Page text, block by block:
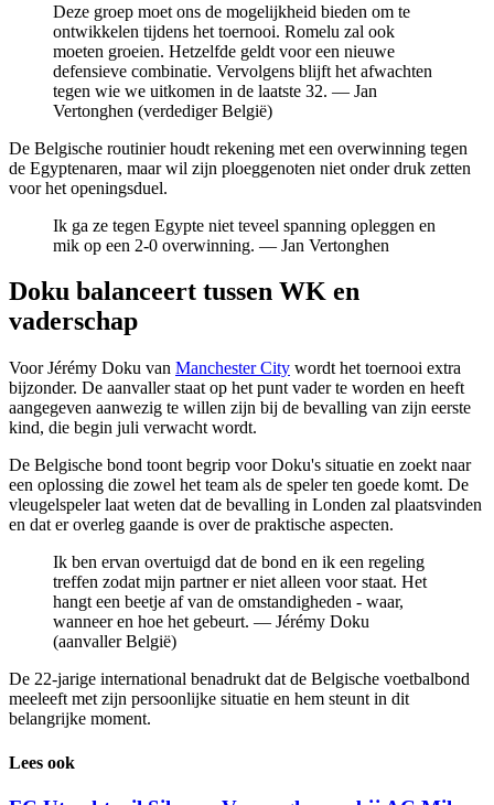
Deze groep moet ons de mogelijkheid bieden om te
ontwikkelen tijdens het toernooi. Romelu zal ook
moeten groeien. Hetzelfde geldt voor een nieuwe
defensieve combinatie. Vervolgens blijft het afwachten
tegen wie we uitkomen in de laatste 32. — Jan
Vertonghen (verdediger België)
De Belgische routinier houdt rekening met een overwinning tegen
de Egyptenaren, maar wil zijn ploeggenoten niet onder druk zetten
voor het openingsduel.
Ik ga ze tegen Egypte niet teveel spanning opleggen en
mik op een 2-0 overwinning. — Jan Vertonghen
Doku balanceert tussen WK en
vaderschap
Voor Jérémy Doku van Manchester City wordt het toernooi extra
bijzonder. De aanvaller staat op het punt vader te worden en heeft
aangegeven aanwezig te willen zijn bij de bevalling van zijn eerste
kind, die begin juli verwacht wordt.
De Belgische bond toont begrip voor Doku's situatie en zoekt naar
een oplossing die zowel het team als de speler ten goede komt. De
vleugelspeler laat weten dat de bevalling in Londen zal plaatsvinden
en dat er overleg gaande is over de praktische aspecten.
Ik ben ervan overtuigd dat de bond en ik een regeling
treffen zodat mijn partner er niet alleen voor staat. Het
hangt een beetje af van de omstandigheden - waar,
wanneer en hoe het gebeurt. — Jérémy Doku
(aanvaller België)
De 22-jarige international benadrukt dat de Belgische voetbalbond
meeleeft met zijn persoonlijke situatie en hem steunt in dit
belangrijke moment.
Lees ook